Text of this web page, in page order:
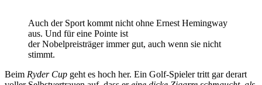
Auch der Sport kommt nicht ohne Ernest Hemingway
aus. Und für eine Pointe ist
der Nobelpreisträger immer gut, auch wenn sie nicht
stimmt.
Beim Ryder Cup geht es hoch her. Ein Golf-Spieler tritt gar derart